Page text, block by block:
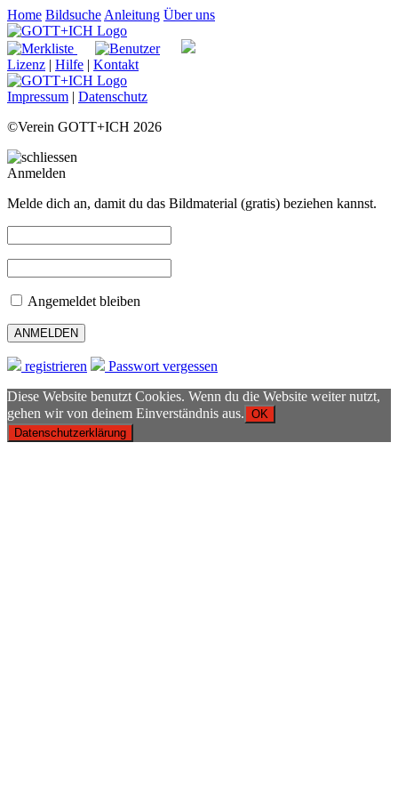
Home Bildsuche Anleitung Über uns
Lizenz | Hilfe | Kontakt
Impressum | Datenschutz
©Verein GOTT+ICH 2026
Anmelden
Melde dich an, damit du das Bildmaterial (gratis) beziehen kannst.
Angemeldet bleiben
registrieren
Passwort vergessen
Diese Website benutzt Cookies. Wenn du die Website weiter nutzt,
gehen wir von deinem Einverständnis aus. OK
Datenschutzerklärung